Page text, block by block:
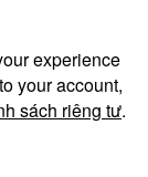
experience
your account,
sách riêng tư.